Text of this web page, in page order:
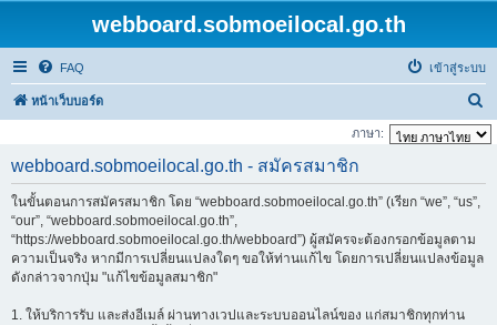
webboard.sobmoeilocal.go.th
FAQ เข้าสู่ระบบ
หน้าเว็บบอร์ด
น
ภาษา:
webboard.sobmoeilocal.go.th - สมัครสมาชิก
ในขั้นตอนการสมัครสมาชิก โดย “webboard.sobmoeilocal.go.th” (เรียก “we”, “us”,
“our”, “webboard.sobmoeilocal.go.th”,
“https://webboard.sobmoeilocal.go.th/webboard”) ผู้สมัครจะต้องกรอกข้อมูลตาม
ความเป็นจริง หากมีการเปลี่ยนแปลงใดๆ ขอให้ท่านแก้ไข โดยการเปลี่ยนแปลงข้อมูล
ดังกล่าวจากปุ่ม "แก้ไขข้อมูลสมาชิก"
1. ให้บริการรับ และส่งอีเมล์ ผ่านทางเวปและระบบออนไลน์ของ แก่สมาชิกทุกท่าน